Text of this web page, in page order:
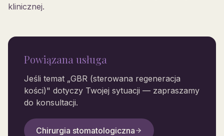
klinicznej.
Powiązana usługa
Jeśli temat „GBR (sterowana regeneracja
kości)" dotyczy Twojej sytuacji — zapraszamy
do konsultacji.
Chirurgia stomatologiczna